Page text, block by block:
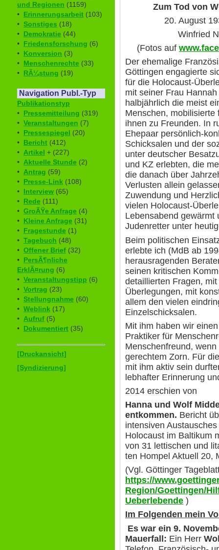
und Regionen (1159)
• Erinnerungsarbeit (103)
• Sonstiges (18)
• Demokratie (44)
• Friedensforschung (6)
• Konversion (3)
• Menschenrechte (33)
• RÃ¼stung (19)
Navigation Publ.-Typ
Publikationstyp
• Pressemitteilung (319)
• Veranstaltungen (7)
• Pressespiegel (20)
• Bericht (412)
• Artikel + (227)
• Aktuelle Stunde (2)
• Antrag (59)
• Presse-Link (108)
• Interview (65)
• Rede (111)
• GroÃŸe Anfrage (4)
• Kleine Anfrage (31)
• Fragestunde (1)
• Tagebuch (48)
• Offener Brief (32)
• PersÃ¶nliche
ErklÃ¤rung (6)
• Veranstaltungstipp (6)
• Vortrag (23)
• Stellungnahme (60)
• Weblink (17)
• Aufruf (5)
• Dokumentiert (35)
[Druckansicht]
[Syndizierung]
Zum Tod von
20. August
Winfried
(Fotos auf
Der ehemalige
Göttingen engagierte
für die Holocaust-
mit seiner Frau
halbjährlich die meist
Menschen,
ihnen zu Freunden. In
Ehepaar persönlich-
Schicksalen und der
unter deutscher
und KZ erlebten, die
die danach über
Verlusten allein
Zuwendung und
vielen Holocaust-
Lebensabend gewärmt
Judenretter unter
Beim politischen
erlebte ich (MdB ab
herausragenden
seinen kritischen
detaillierten Fragen,
Überlegungen, mit
allem den vielen
Einzelschicksalen.
Mit ihm haben wir
Praktiker für
Menschenfreund,
gerechtem Zorn. Für
mit ihm aktiv sein
lebhafter Erinnerung
2014 erschien von
Hanna und Wolf
entkommen. Bericht
intensiven
Holocaust im Baltikum
von 31 lettischen und
ten Hompel Aktuell 20,
(Vgl. Göttinger
https://
Region/Goettingen/
Ueberlebende )
Im Folgenden mein
Es war ein 9.
Mauerfall: Ein Herr